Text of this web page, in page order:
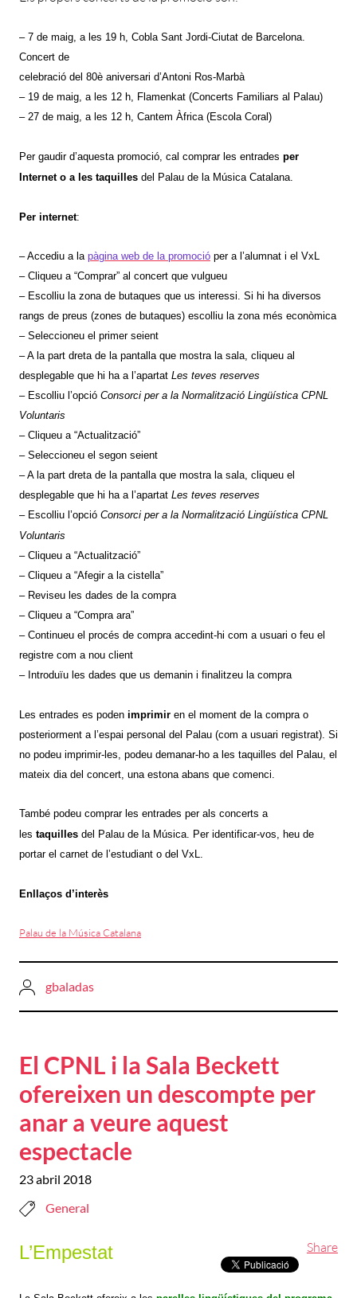
– 7 de maig, a les 19 h, Cobla Sant Jordi-Ciutat de Barcelona.
Concert de
celebració del 80è aniversari d’Antoni Ros-Marbà
– 19 de maig, a les 12 h, Flamenkat (Concerts Familiars al Palau)
– 27 de maig, a les 12 h, Cantem Àfrica (Escola Coral)
Per gaudir d’aquesta promoció, cal comprar les entrades per
Internet o a les taquilles del Palau de la Música Catalana.
Per internet:
– Accediu a la pàgina web de la promoció per a l’alumnat i el VxL
– Cliqueu a “Comprar” al concert que vulgueu
– Escolliu la zona de butaques que us interessi. Si hi ha diversos
rangs de preus (zones de butaques) escolliu la zona més econòmica
– Seleccioneu el primer seient
– A la part dreta de la pantalla que mostra la sala, cliqueu al
desplegable que hi ha a l’apartat Les teves reserves
– Escolliu l’opció Consorci per a la Normalització Lingüística CPNL
Voluntaris
– Cliqueu a “Actualització”
– Seleccioneu el segon seient
– A la part dreta de la pantalla que mostra la sala, cliqueu el
desplegable que hi ha a l’apartat Les teves reserves
– Escolliu l’opció Consorci per a la Normalització Lingüística CPNL
Voluntaris
– Cliqueu a “Actualització”
– Cliqueu a “Afegir a la cistella”
– Reviseu les dades de la compra
– Cliqueu a “Compra ara”
– Continueu el procés de compra accedint-hi com a usuari o feu el
registre com a nou client
– Introduïu les dades que us demanin i finalitzeu la compra
Les entrades es poden imprimir en el moment de la compra o
posteriorment a l’espai personal del Palau (com a usuari registrat). Si
no podeu imprimir-les, podeu demanar-ho a les taquilles del Palau, el
mateix dia del concert, una estona abans que comenci.
També podeu comprar les entrades per als concerts a
les taquilles del Palau de la Música. Per identificar-vos, heu de
portar el carnet de l’estudiant o del VxL.
Enllaços d’interès
Palau de la Música Catalana
gbaladas
El CPNL i la Sala Beckett
ofereixen un descompte per
anar a veure aquest
espectacle
23 abril 2018
General
Share
L’Empestat